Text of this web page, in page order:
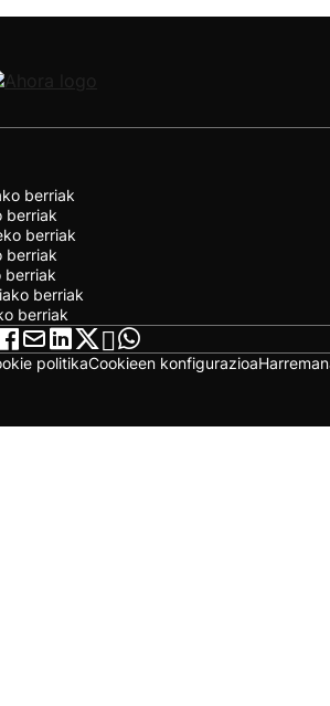
berriak
berriak
berriak
berriak
berriak
berriak
berriak
politikaCookieen konfigurazioa